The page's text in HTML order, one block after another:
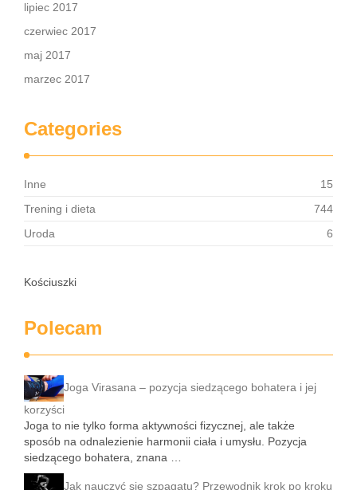
lipiec 2017
czerwiec 2017
maj 2017
marzec 2017
Categories
Inne
15
Trening i dieta
744
Uroda
6
Kościuszki
Polecam
Joga Virasana – pozycja siedzącego bohatera i jej
korzyści
Joga to nie tylko forma aktywności fizycznej, ale także
sposób na odnalezienie harmonii ciała i umysłu. Pozycja
siedzącego bohatera, znana …
Jak nauczyć się szpagatu? Przewodnik krok po kroku